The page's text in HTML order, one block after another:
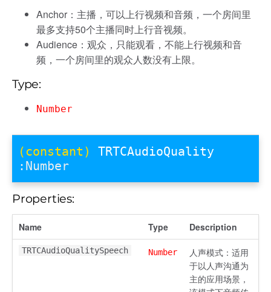
Anchor：主播，可以上行视频和音频，一个房间里
最多支持50个主播同时上行音视频。
Audience：观众，只能观看，不能上行视频和音
频，一个房间里的观众人数没有上限。
Type:
Number
(constant) TRTCAudioQuality
:Number
Properties:
Name Type Description
TRTCAudioQualitySpeech Number
人声模式：适用
于以人声沟通为
主的应用场景，